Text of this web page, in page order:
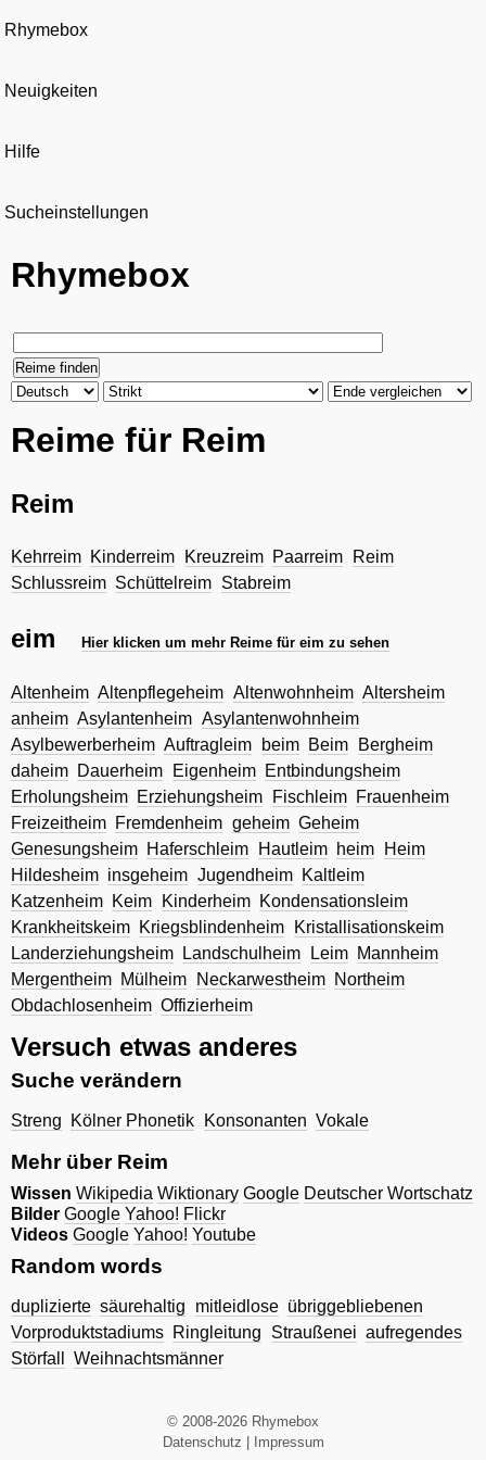
Rhymebox
Neuigkeiten
Hilfe
Sucheinstellungen
Rhymebox
Reime für Reim
Reim
Kehrreim Kinderreim Kreuzreim Paarreim
Reim
Schlussreim Schüttelreim Stabreim
eim Hier klicken um mehr Reime für eim zu sehen
Altenheim Altenpflegeheim Altenwohnheim Altersheim
anheim Asylantenheim Asylantenwohnheim
Asylbewerberheim Auftragleim beim Beim
Bergheim
daheim Dauerheim Eigenheim Entbindungsheim
Erholungsheim Erziehungsheim Fischleim Frauenheim
Freizeitheim Fremdenheim geheim Geheim
Genesungsheim Haferschleim Hautleim heim
Heim
Hildesheim insgeheim Jugendheim Kaltleim
Katzenheim Keim Kinderheim Kondensationsleim
Krankheitskeim Kriegsblindenheim
Kristallisationskeim
Landerziehungsheim
Landschulheim Leim Mannheim
Mergentheim Mülheim Neckarwestheim Northeim
Obdachlosenheim Offizierheim
Versuch etwas anderes
Suche verändern
Streng Kölner Phonetik Konsonanten Vokale
Mehr über Reim
Wissen Wikipedia Wiktionary Google Deutscher Wortschatz
Bilder Google Yahoo! Flickr
Videos Google Yahoo! Youtube
Random words
duplizierte säurehaltig mitleidlose übriggebliebenen
Vorproduktstadiums Ringleitung Straußenei aufregendes
Störfall
Weihnachtsmänner
© 2008-2026 Rhymebox
Datenschutz
Impressum